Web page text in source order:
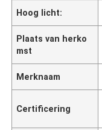
Hoog licht:
Plaats van herko
mst
Merknaam
Certificering